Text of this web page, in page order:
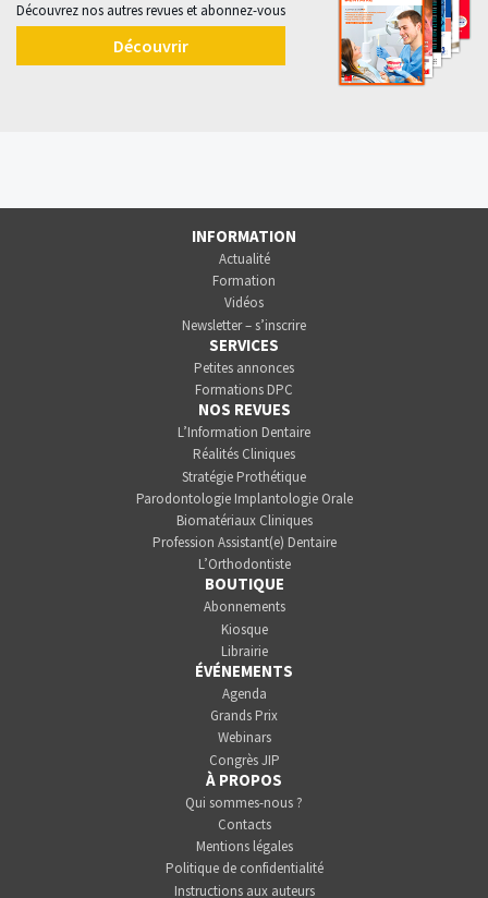
Découvrez nos autres revues et abonnez-vous
Découvrir
INFORMATION
Actualité
Formation
Vidéos
Newsletter – s’inscrire
SERVICES
Petites annonces
Formations DPC
NOS REVUES
L’Information Dentaire
Réalités Cliniques
Stratégie Prothétique
Parodontologie Implantologie Orale
Biomatériaux Cliniques
Profession Assistant(e) Dentaire
L’Orthodontiste
BOUTIQUE
Abonnements
Kiosque
Librairie
ÉVÉNEMENTS
Agenda
Grands Prix
Webinars
Congrès JIP
À PROPOS
Qui sommes-nous ?
Contacts
Mentions légales
Politique de confidentialité
Instructions aux auteurs